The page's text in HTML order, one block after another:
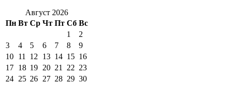
Август 2026
Пн Вт Ср Чт Пт Сб Вс
1
2
3
4 5 6 7 8
9
10 11 12 13 14 15 16
17 18 19 20 21 22 23
24 25 26 27 28 29 30